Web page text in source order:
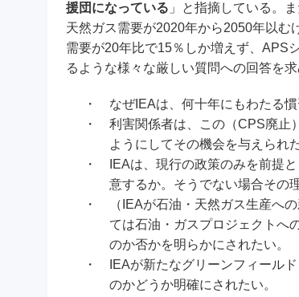
援団になっている 」と指摘している。
天然ガス需要が2020年から2050年以
需要が20年比で15％しか増えず、APS
るような様々な厳しい質問への回答を求
・
なぜIEAは、何十年にもわたる
・
利害関係者は、この（CPS廃止
ようにしてその機会を与えられ
・
IEAは、現行の政策のみを前提
意するか。そうでない場合その
・
（IEAが石油・天然ガス生産へ
ては石油・ガスプロジェクトへ
のか否かを明らかにされたい。
・
IEAが新たなグリーンフィール
のかどうか明確にされたい。